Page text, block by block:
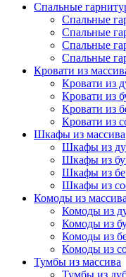
Спальные
Спальные
Спальные
Спальные
Спальные
Кровати из
Кровати из
Кровати из
Кровати из
Кровати из
Шкафы из массива
Шкафы из
Шкафы из
Шкафы из
Шкафы из
Комоды из массива
Комоды из
Комоды из
Комоды из
Комоды из
Тумбы из массива
Тумбы из